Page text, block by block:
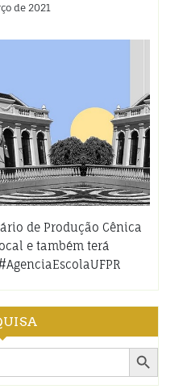
de 2021
de Produção Cênica
e também terá
Search Button